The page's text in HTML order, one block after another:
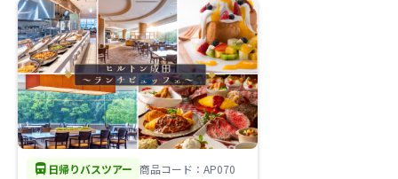
directions_bus 日帰りバスツアー 商品コード：AP070